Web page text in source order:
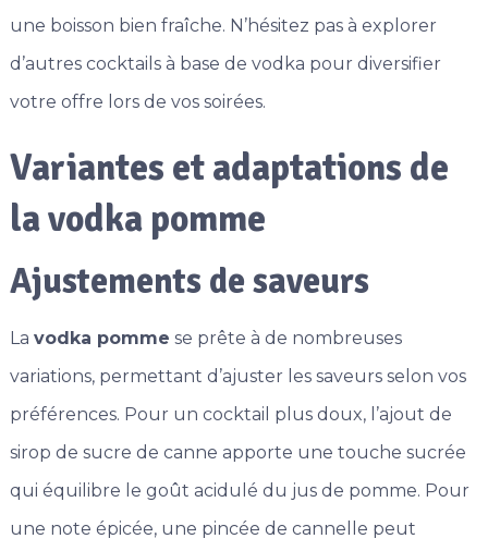
une boisson bien fraîche. N’hésitez pas à explorer
d’autres cocktails à base de vodka pour diversifier
votre offre lors de vos soirées.
Variantes et adaptations de
la vodka pomme
Ajustements de saveurs
La vodka pomme se prête à de nombreuses
variations, permettant d’ajuster les saveurs selon vos
préférences. Pour un cocktail plus doux, l’ajout de
sirop de sucre de canne apporte une touche sucrée
qui équilibre le goût acidulé du jus de pomme. Pour
une note épicée, une pincée de cannelle peut